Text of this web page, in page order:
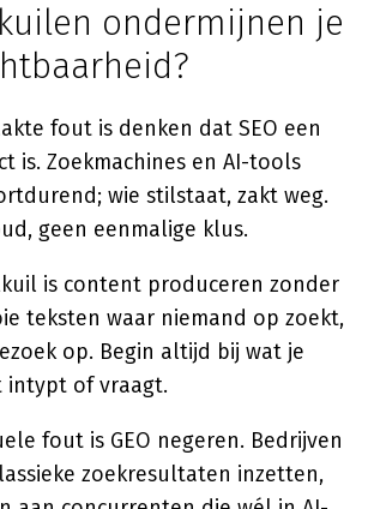
ondermijnen je
fout is denken dat SEO een
is. Zoekmachines en AI-tools
wie stilstaat, zakt weg.
geen eenmalige klus.
is content produceren zonder
teksten waar niemand op zoekt,
op. Begin altijd bij wat je
intypt of vraagt.
fout is GEO negeren. Bedrijven
zoekresultaten inzetten,